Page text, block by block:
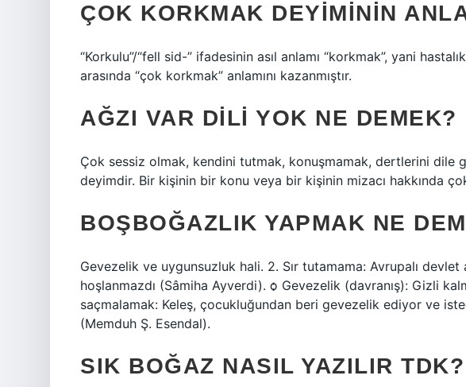
ÇOK KORKMAK DEYIMININ
“Korkulu”/“fell sid-” ifadesinin asıl anlamı “korkmak”, yani
arasında “çok korkmak” anlamını kazanmıştır.
AĞZI VAR DILI YOK NE DEMEK?
Çok sessiz olmak, kendini tutmak, konuşmamak, dertlerini dile
deyimdir. Bir kişinin bir konu veya bir kişinin mizacı hakkında
BOŞBOĞAZLIK YAPMAK NE
Gevezelik ve uygunsuzluk hali. 2. Sır tutamama: Avrupalı ​​devlet
hoşlanmazdı (Sâmiha Ayverdi). ѻ Gevezelik (davranış): Gizli
saçmalamak: Keleş, çocukluğundan beri gevezelik ediyor ve
(Memduh Ş. Esendal).
SIK BOĞAZ NASIL YAZILIR TDK?